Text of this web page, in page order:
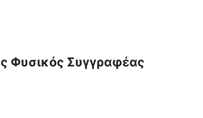
Φυσικός Συγγραφέας